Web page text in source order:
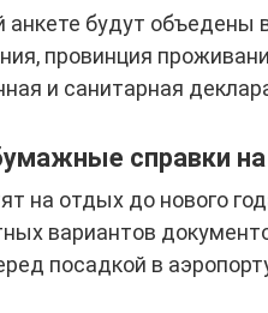
анкете будут
провинция
и санитарная
справки на
на отдых до нового
вариантов
посадкой в